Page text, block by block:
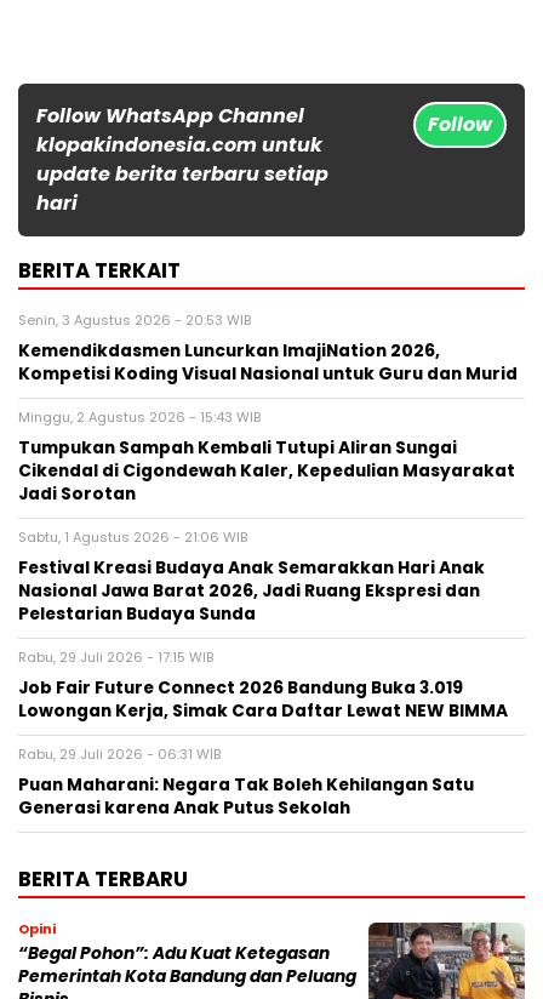
Follow WhatsApp Channel
klopakindonesia.com untuk
update berita terbaru setiap
hari
Follow
BERITA TERKAIT
Senin, 3 Agustus 2026 - 20:53 WIB
Kemendikdasmen Luncurkan ImajiNation 2026,
Kompetisi Koding Visual Nasional untuk Guru dan Murid
Minggu, 2 Agustus 2026 - 15:43 WIB
Tumpukan Sampah Kembali Tutupi Aliran Sungai
Cikendal di Cigondewah Kaler, Kepedulian Masyarakat
Jadi Sorotan
Sabtu, 1 Agustus 2026 - 21:06 WIB
Festival Kreasi Budaya Anak Semarakkan Hari Anak
Nasional Jawa Barat 2026, Jadi Ruang Ekspresi dan
Pelestarian Budaya Sunda
Rabu, 29 Juli 2026 - 17:15 WIB
Job Fair Future Connect 2026 Bandung Buka 3.019
Lowongan Kerja, Simak Cara Daftar Lewat NEW BIMMA
Rabu, 29 Juli 2026 - 06:31 WIB
Puan Maharani: Negara Tak Boleh Kehilangan Satu
Generasi karena Anak Putus Sekolah
BERITA TERBARU
Opini
“Begal Pohon”: Adu Kuat Ketegasan
Pemerintah Kota Bandung dan Peluang